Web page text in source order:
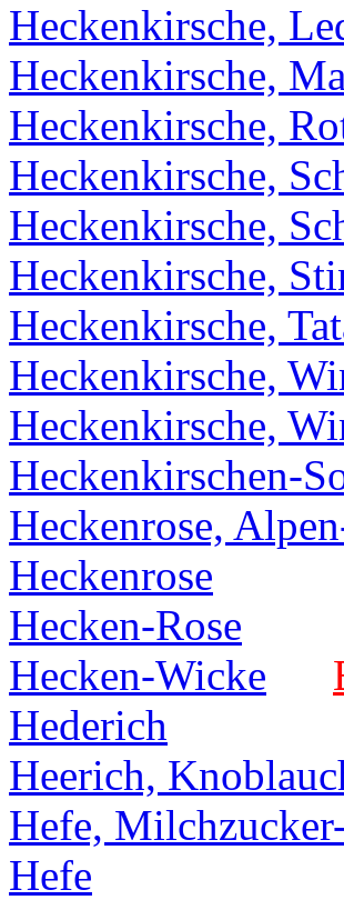
Heckenkirsche,
Heckenkirsche,
Heckenkirsche,
Heckenkirsche,
Heckenkirsche,
Heckenkirsche,
Heckenkirsche,
Heckenkirsche,
Heckenkirsche,
Heckenkirschen-
Heckenrose,
Heckenrose
Hecken-Rose
Hecken-Wicke
Hederich
Heerich,
Hefe,
Hefe